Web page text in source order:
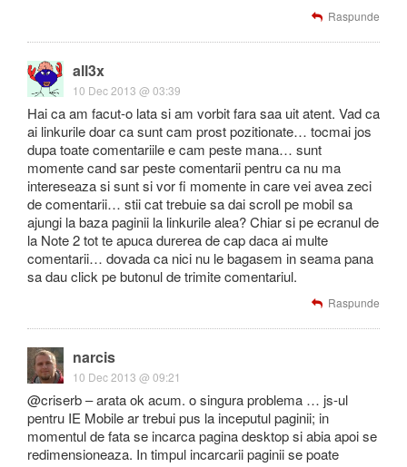
Raspunde
all3x
10 Dec 2013 @ 03:39
Hai ca am facut-o lata si am vorbit fara saa uit atent. Vad ca
ai linkurile doar ca sunt cam prost pozitionate… tocmai jos
dupa toate comentariile e cam peste mana… sunt
momente cand sar peste comentarii pentru ca nu ma
intereseaza si sunt si vor fi momente in care vei avea zeci
de comentarii… stii cat trebuie sa dai scroll pe mobil sa
ajungi la baza paginii la linkurile alea? Chiar si pe ecranul de
la Note 2 tot te apuca durerea de cap daca ai multe
comentarii… dovada ca nici nu le bagasem in seama pana
sa dau click pe butonul de trimite comentariul.
Raspunde
narcis
10 Dec 2013 @ 09:21
@criserb – arata ok acum. o singura problema … js-ul
pentru IE Mobile ar trebui pus la inceputul paginii; in
momentul de fata se incarca pagina desktop si abia apoi se
redimensioneaza. In timpul incarcarii paginii se poate